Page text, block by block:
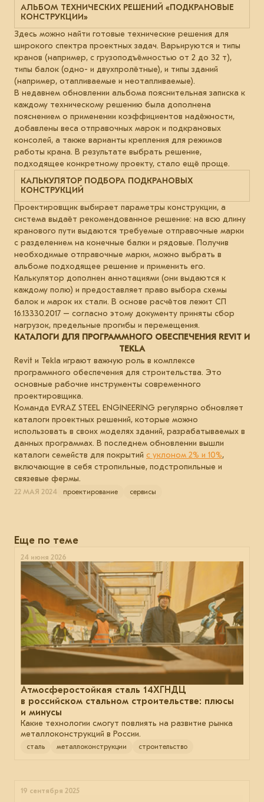
АЛЬБОМ ТЕХНИЧЕСКИХ РЕШЕНИЙ «ПОДКРАНОВЫЕ
КОНСТРУКЦИИ»
Здесь можно найти готовые технические решения для
широкого спектра проектных задач. Варьируются и типы
кранов (например, с грузоподъёмностью от 2 до 32 т),
типы балок (одно- и двухпролётные), и типы зданий
(например, отапливаемые и неотапливаемые).
В недавнем обновлении альбома пояснительная записка к
каждому техническому решению была дополнена
пояснением о применении коэффициентов надёжности,
добавлены веса отправочных марок и подкрановых
консолей, а также варианты крепления для режимов
работы крана. В результате выбрать решение,
подходящее конкретному проекту, стало ещё проще.
КАЛЬКУЛЯТОР ПОДБОРА ПОДКРАНОВЫХ
КОНСТРУКЦИЙ
Проектировщик выбирает параметры конструкции, а
система выдаёт рекомендованное решение: на всю длину
кранового пути выдаются требуемые отправочные марки
с разделением на конечные балки и рядовые. Получив
необходимые отправочные марки, можно выбрать в
альбоме подходящее решение и применить его.
Калькулятор дополнен аннотациями (они выдаются к
каждому полю) и предоставляет право выбора схемы
балок и марок их стали. В основе расчётов лежит СП
16.13330.2017 – согласно этому документу приняты сбор
нагрузок, предельные прогибы и перемещения.
КАТАЛОГИ ДЛЯ ПРОГРАММНОГО ОБЕСПЕЧЕНИЯ REVIT И
TEKLA
Revit и Tekla играют важную роль в комплексе
программного обеспечения для строительства. Это
основные рабочие инструменты современного
проектировщика.
Команда EVRAZ STEEL ENGINEERING регулярно обновляет
каталоги проектных решений, которые можно
использовать в своих моделях зданий, разрабатываемых в
данных программах. В последнем обновлении вышли
каталоги семейств для покрытий с уклоном 2% и 10%,
включающие в себя стропильные, подстропильные и
связевые фермы.
22 МАЯ 2024 проектирование сервисы
Еще по теме
24 июня 2026
Атмосферостойкая сталь 14ХГНДЦ
в российском стальном строительстве: плюсы
и минусы
Какие технологии смогут повлиять на развитие рынка
металлоконструкций в России.
сталь металлоконструкции строительство
19 сентября 2025